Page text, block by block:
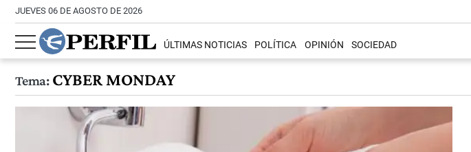
JUEVES 06 DE AGOSTO DE 2026
ÚLTIMAS NOTICIAS POLÍTICA OPINIÓN SOCIEDAD
Tema:CYBER MONDAY